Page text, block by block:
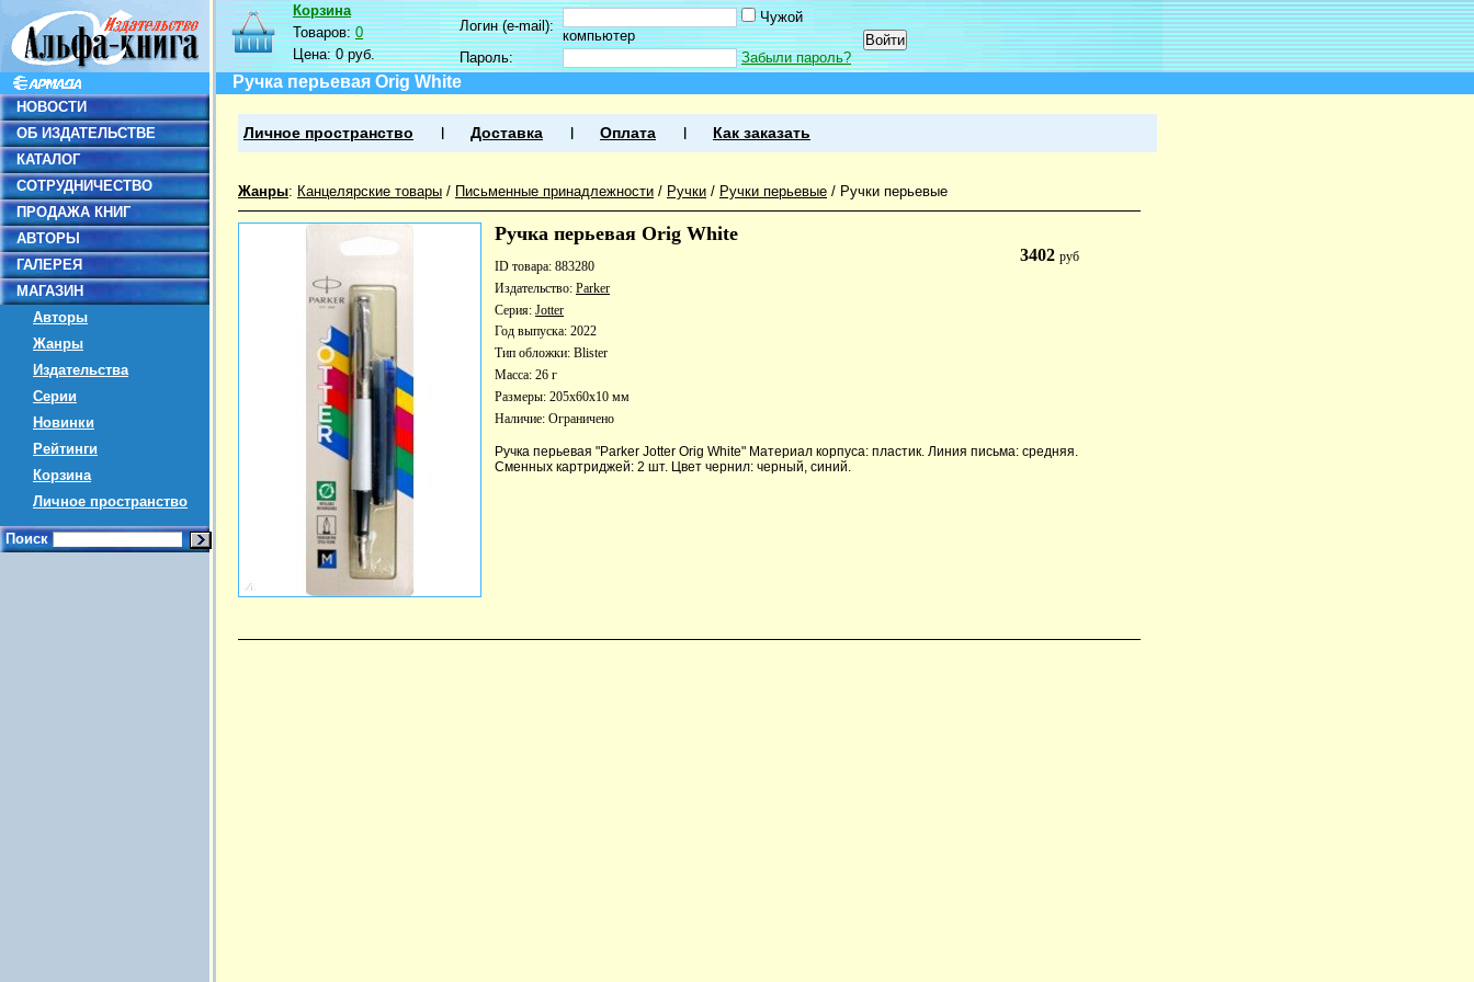
НОВОСТИ
ОБ ИЗДАТЕЛЬСТВЕ
КАТАЛОГ
СОТРУДНИЧЕСТВО
ПРОДАЖА КНИГ
АВТОРЫ
ГАЛЕРЕЯ
МАГАЗИН
Авторы
Жанры
Издательства
Серии
Новинки
Рейтинги
Корзина
Личное пространство
Поиск
Корзина
Товаров:0
Цена:0 руб.
Логин (e-mail):
Чужой
компьютер
Пароль:
Забыли пароль?
Ручка перьевая Orig White
Личное пространство Доставка Оплата Как заказать
Жанры: Канцелярские товары / Письменные принадлежности / Ручки / Ручки перьевые / Ручки перьевые
Ручка перьевая Orig White
3402руб
ID товара: 883280
Издательство: Parker
Серия: Jotter
Год выпуска: 2022
Тип обложки: Blister
Масса: 26 г
Размеры: 205x60x10 мм
Наличие: Ограничено
Ручка перьевая "Parker Jotter Orig White" Материал корпуса: пластик. Линия письма: средняя.
Сменных картриджей: 2 шт. Цвет чернил: черный, синий.